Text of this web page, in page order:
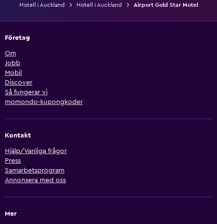
Hotell i Auckland
Hotell i Auckland Airport Gold Star Motel
Företag
Om
Jobb
Mobil
Discover
Så fungerar vi
momondo-kupongkoder
Kontakt
Hjälp/Vanliga frågor
Press
Samarbetsprogram
Annonsera med oss
Mer